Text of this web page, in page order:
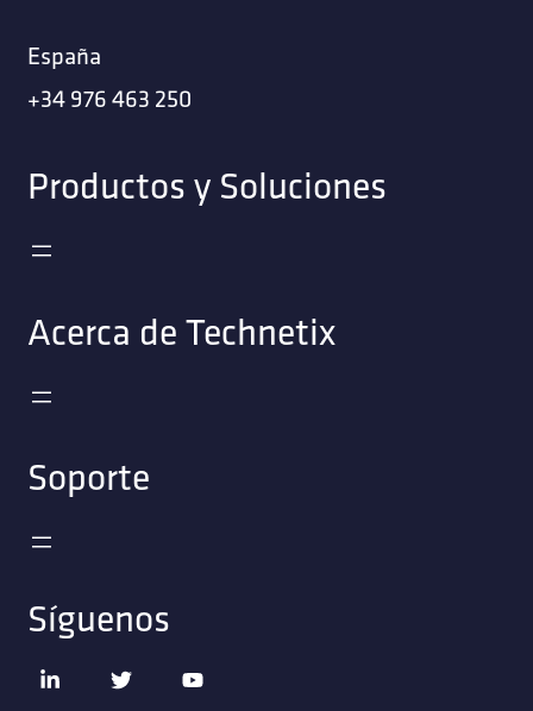
España
+34 976 463 250
Productos y Soluciones
Acerca de Technetix
Soporte
Síguenos